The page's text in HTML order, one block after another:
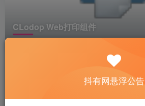
CLodop Web打印组件
抖有网悬浮公告